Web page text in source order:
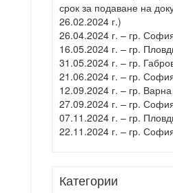
срок за подаване на
26.02.2024 г.)
26.04.2024 г. – гр.
16.05.2024 г. – гр.
31.05.2024 г. – гр.
21.06.2024 г. – гр.
12.09.2024 г. – гр. Варна
27.09.2024 г. – гр.
07.11.2024 г. – гр.
22.11.2024 г. – гр.
Категории